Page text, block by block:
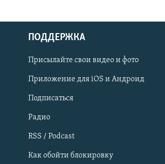
Українською
Qırımtatar
ПРИСОЕДИНЯЙТЕСЬ!
ПОДДЕРЖКА
Присылайте свои видео и фото
Приложение для iOS и Андроид
Подписаться
Радио
RSS / Podcast
Как обойти блокировку